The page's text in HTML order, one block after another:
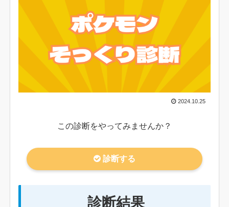
2024.10.25
この診断をやってみませんか？
診断する
診断結果